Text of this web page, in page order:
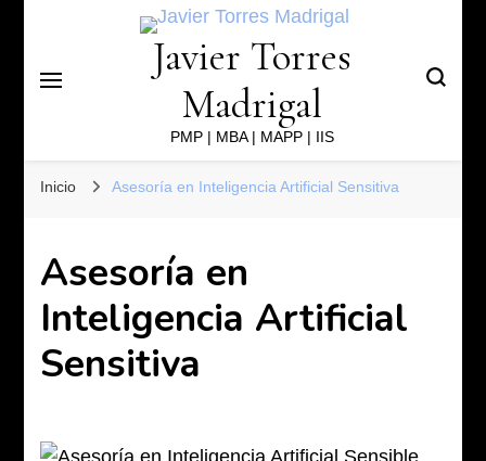
Javier Torres
Madrigal
PMP | MBA | MAPP | IIS
Inicio Asesoría en Inteligencia Artificial Sensitiva
Asesoría en
Inteligencia Artificial
Sensitiva